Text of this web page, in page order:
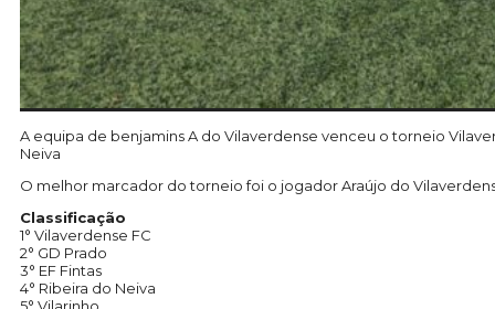
A equipa de benjamins A do Vilaverdense venceu o torneio
Neiva
O melhor marcador do torneio foi o jogador Araújo do
Classificação
1° Vilaverdense FC
2° GD Prado
3° EF Fintas
4° Ribeira do Neiva